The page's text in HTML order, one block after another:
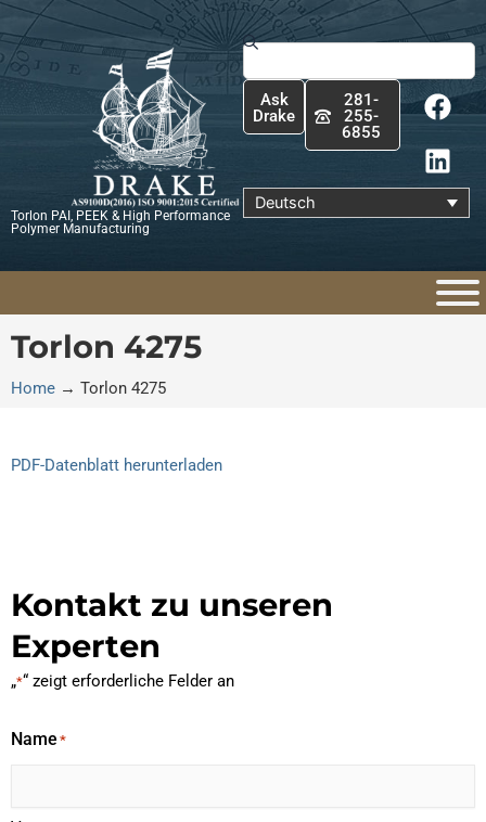
Zum
Inhalt
springen
Torlon PAI, PEEK & High Performance
Polymer Manufacturing
Suche
Ask
Drake
281-
255-
6855
F
a
c
e
b
o
k
L
i
n
k
e
d
n
Deutsch
Torlon 4275
Home → Torlon 4275
PDF-Datenblatt herunterladen
Kontakt zu unseren
Experten
„*“ zeigt erforderliche Felder an
Name *